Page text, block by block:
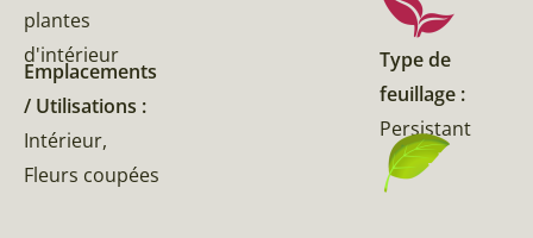
plantes
d'intérieur
Emplacements
/ Utilisations :
Intérieur,
Fleurs coupées
Type de
feuillage :
Persistant